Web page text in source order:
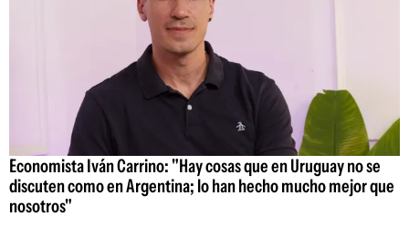
Economista Iván Carrino: "Hay cosas que en Uruguay no se
discuten como en Argentina; lo han hecho mucho mejor que
nosotros"